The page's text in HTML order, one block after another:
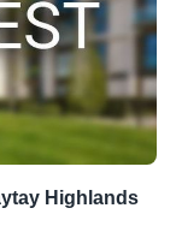
Highlands